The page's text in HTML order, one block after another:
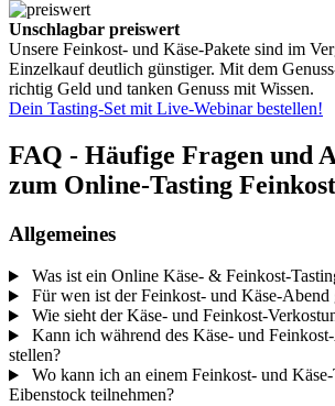
Unschlagbar preiswert
Unsere Feinkost- und Käse-Pakete sind im
Einzelkauf deutlich günstiger. Mit dem
richtig Geld und tanken Genuss mit Wissen.
Dein Tasting-Set mit Live-Webinar bestellen!
FAQ - Häufige Fragen und
zum Online-Tasting
Allgemeines
Was ist ein Online Käse- & Feinkost-
Für wen ist der Feinkost- und Käse-Abend
Wie sieht der Käse- und Feinkost-
Kann ich während des Käse- und
stellen?
Wo kann ich an einem Feinkost- und
Eibenstock teilnehmen?